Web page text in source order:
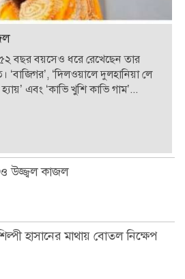
বছর বয়সেও ধরে রেখেছেন তার
‘বাজিগর’, ‘দিলওয়ালে দুলহানিয়া লে
এবং ‘কাভি খুশি কাভি গাম’...
উজ্জ্বল কাজল
হাসানের মাথায় বোতল নিক্ষেপ